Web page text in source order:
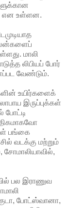
என உள்ளன.
மாலி
லிபியப் போர்
வேண்டும்.
உயிர்களைக்
இருப்புக்கள்
பங்கை
வடக்கு மற்றும்
சோமாலியாவில்,
பல இராணுவ
போட்ஸ்வானா,